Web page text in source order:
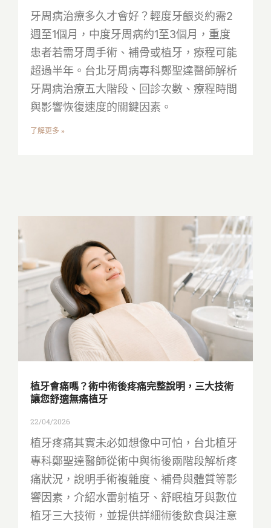
牙周病治療多久才會好？輕度牙齦炎約需2
週至1個月，中度牙周病約1至3個月，重度
患者若需牙周手術、補骨或植牙，療程可能
超過半年。台北牙周病專科鄭聖達醫師解析
牙周病治療五大階段、回診次數、療程時間
與影響恢復速度的關鍵因素。
了解更多 »
植牙會痛嗎？術中術後疼痛完整說明，三大技術
讓您舒適無痛植牙
22/04/2026
植牙疼痛其實未必如想像中可怕，台北植牙
專科鄭聖達醫師從術中與術後兩階段解析疼
痛狀況，說明手術複雜度、補骨與體質等影
響因素，介紹水雷射植牙、舒眠植牙與數位
植牙三大技術，並提供詳細術後飲食與注意